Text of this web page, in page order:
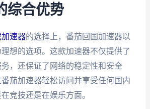
综合优势
速器的选择上，番茄回国加速器以
想的选项。这款加速器不仅提供了
，还保证了网络的稳定性和安全
茄加速器轻松访问并享受任何国内
竞技还是在娱乐方面。